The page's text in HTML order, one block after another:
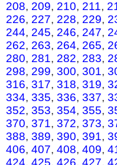
208, 209, 210, 211,
226, 227, 228, 229,
244, 245, 246, 247,
262, 263, 264, 265,
280, 281, 282, 283,
298, 299, 300, 301,
316, 317, 318, 319,
334, 335, 336, 337,
352, 353, 354, 355,
370, 371, 372, 373,
388, 389, 390, 391,
406, 407, 408, 409,
424, 425, 426, 427,